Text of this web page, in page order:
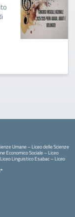
Umane – Liceo delle Scienze
Economico Sociale – Liceo
Linguistico Esabac – Liceo